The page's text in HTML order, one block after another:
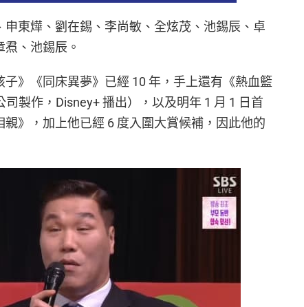
東燁、劉在錫、李尚敏、全炫茂、池錫辰、卓
、池錫辰。
》《同床異夢》已經 10 年，手上還有《熱血籃
製作，Disney+ 播出），以及明年 1 月 1 日首
》，加上他已經 6 度入圍大賞候補，因此他的